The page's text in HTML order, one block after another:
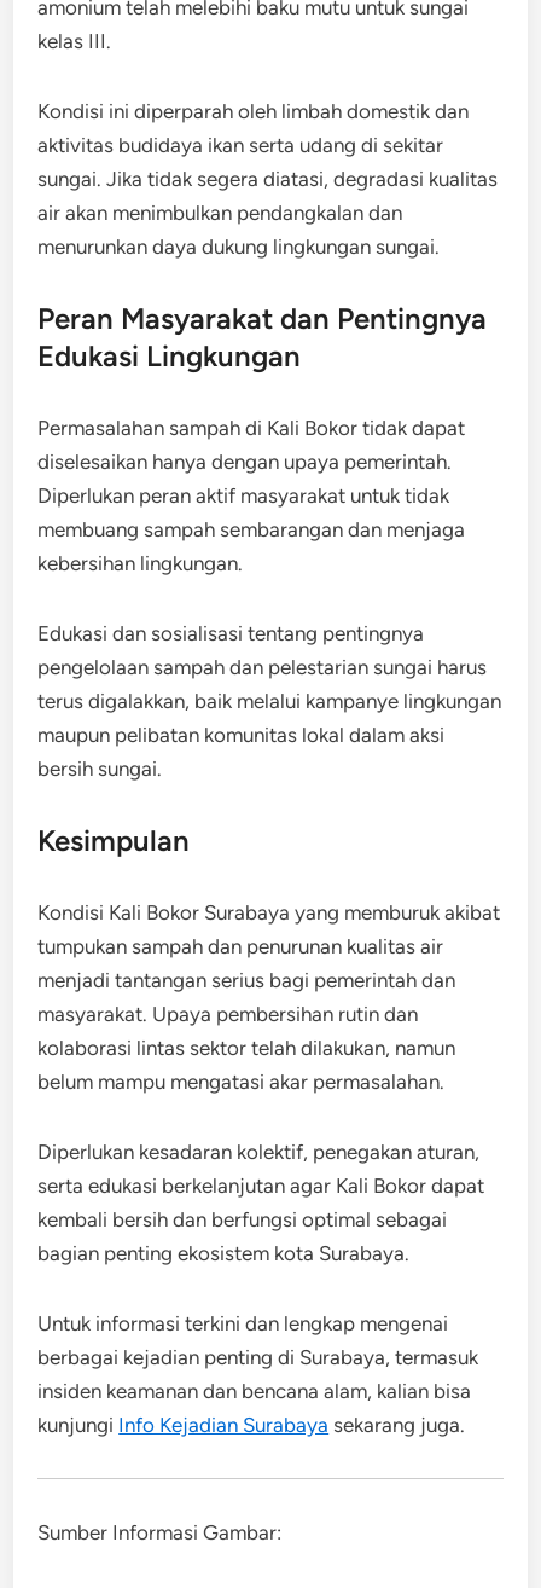
amonium telah melebihi baku mutu untuk sungai
kelas III.
Kondisi ini diperparah oleh limbah domestik dan
aktivitas budidaya ikan serta udang di sekitar
sungai. Jika tidak segera diatasi, degradasi kualitas
air akan menimbulkan pendangkalan dan
menurunkan daya dukung lingkungan sungai.
Peran Masyarakat dan Pentingnya
Edukasi Lingkungan
Permasalahan sampah di Kali Bokor tidak dapat
diselesaikan hanya dengan upaya pemerintah.
Diperlukan peran aktif masyarakat untuk tidak
membuang sampah sembarangan dan menjaga
kebersihan lingkungan.
Edukasi dan sosialisasi tentang pentingnya
pengelolaan sampah dan pelestarian sungai harus
terus digalakkan, baik melalui kampanye lingkungan
maupun pelibatan komunitas lokal dalam aksi
bersih sungai.
Kesimpulan
Kondisi Kali Bokor Surabaya yang memburuk akibat
tumpukan sampah dan penurunan kualitas air
menjadi tantangan serius bagi pemerintah dan
masyarakat. Upaya pembersihan rutin dan
kolaborasi lintas sektor telah dilakukan, namun
belum mampu mengatasi akar permasalahan.
Diperlukan kesadaran kolektif, penegakan aturan,
serta edukasi berkelanjutan agar Kali Bokor dapat
kembali bersih dan berfungsi optimal sebagai
bagian penting ekosistem kota Surabaya.
Untuk informasi terkini dan lengkap mengenai
berbagai kejadian penting di Surabaya, termasuk
insiden keamanan dan bencana alam, kalian bisa
kunjungi Info Kejadian Surabaya sekarang juga.
Sumber Informasi Gambar: